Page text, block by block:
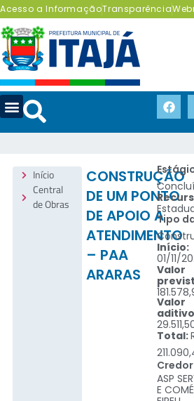
Acesso a InformaçãoTransparência
Início
Central
de Obras
CONSTRUÇÃO
DE UM PONTO
DE APOIO A
ATENDIMENTO
– PAA
ARARAS
Tipo
Início:
01/11/
Valor
Valor
Total:
ASP
E